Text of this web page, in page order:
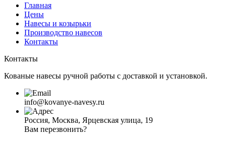
Главная
Цены
Навесы и козырьки
Производство навесов
Контакты
Контакты
Кованые навесы ручной работы с доставкой и установкой.
info@kovanye-navesy.ru
Россия, Москва, Ярцевская улица, 19
Вам перезвонить?